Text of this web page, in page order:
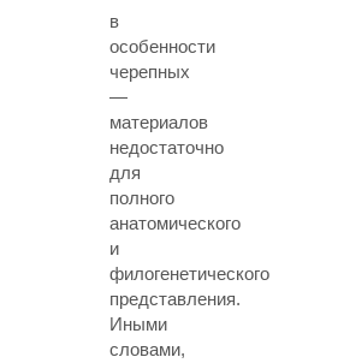
в
особенности
черепных
—
материалов
недостаточно
для
полного
анатомического
и
филогенетического
представления.
Иными
словами,